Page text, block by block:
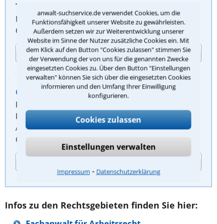
anwalt-suchservice.de verwendet Cookies, um die
Funktionsfähigkeit unserer Website zu gewährleisten.
Außerdem setzen wir zur Weiterentwicklung unserer
Website im Sinne der Nutzer zusätzliche Cookies ein. Mit
dem Klick auf den Button "Cookies zulassen" stimmen Sie
der Verwendung der von uns für die genannten Zwecke
eingesetzten Cookies zu. Über den Button "Einstellungen
verwalten" können Sie sich über die eingesetzten Cookies
informieren und den Umfang Ihrer Einwilligung
konfigurieren.
Cookies zulassen
Einstellungen verwalten
Impressum ⁃ Datenschutzerklärung
Thilo Göbel
Langener Straße 86
63073 Offenbach am Main
Kontaktdaten
Oliver Riedel
Fachanwalt für Sozialrecht
Fachanwalt für Arbeitsrecht
Aliceplatz 7
63065 Offenbach am Main
Infos zu den Rechtsgebieten finden Sie hier: